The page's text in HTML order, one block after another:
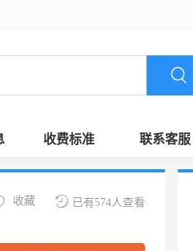
收费标准 联系客服
已有574人查看
收藏